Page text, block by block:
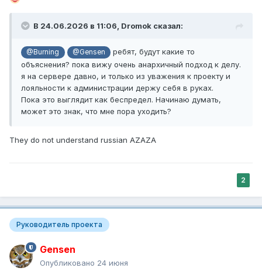
В 24.06.2026 в 11:06, Dromok сказал:
@Burning @Gensen
ребят, будут какие то
объяснения? пока вижу очень анархичный подход к делу.
я на сервере давно, и только из уважения к проекту и
лояльности к администрации держу себя в руках.
Пока это выглядит как беспредел. Начинаю думать,
может это знак, что мне пора уходить?
They do not understand russian AZAZA
2
Руководитель проекта
Gensen
Опубликовано 24 июня